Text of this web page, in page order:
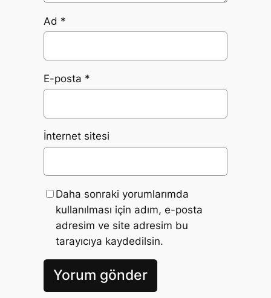
Ad *
E-posta *
İnternet sitesi
Daha sonraki yorumlarımda
kullanılması için adım, e-posta
adresim ve site adresim bu
tarayıcıya kaydedilsin.